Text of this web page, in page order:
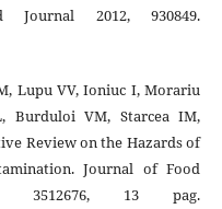
Journal 2012, 930849.
Lupu VV, Ioniuc I, Morariu
Burduloi VM, Starcea IM,
Review on the Hazards of
Journal of Food
3512676, 13 pag.